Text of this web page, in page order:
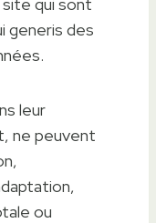
generis des
leur
ne peuvent
ou